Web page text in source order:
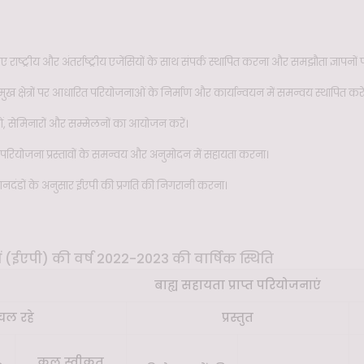
और अंतर्राष्ट्रीय एजेंसियों के साथ संपर्क स्थापित करना और समझौता ज्ञापनों
क्षेत्रों पर आधारित परियोजनाओं के निर्माण और कार्यान्वयन में समन्वय स्थापित
सेमिनारों और सम्मेलनों का आयोजन करें।
परियोजना प्रस्तावों के समन्वय और अनुमोदन में सहायता करना।
के अनुसार ईएपी की प्रगति की निगरानी करना।
की वर्ष 2022-2023 की वार्षिक स्थिति
बाह्य सहायता प्राप्त परियोजनाएं
रहे
प्रस्तुत